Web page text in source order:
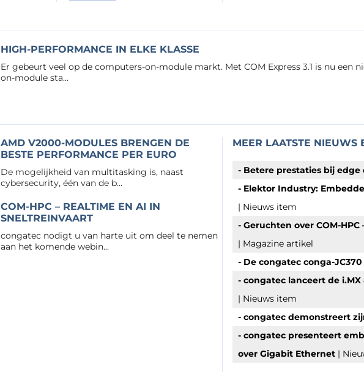
HIGH-PERFORMANCE IN ELKE KLASSE
Er gebeurt veel op de computers-on-module markt. Met COM Express 3.1 is nu een
on-module sta...
AMD V2000-MODULES BRENGEN DE
BESTE PERFORMANCE PER EURO
De mogelijkheid van multitasking is, naast
cybersecurity, één van de b...
COM-HPC – REALTIME EN AI IN
SNELTREINVAART
congatec nodigt u van harte uit om deel te nemen
aan het komende webin...
MEER LAATSTE NIEUWS
- Betere prestaties bij
- Elektor Industry:
| Nieuws item
- Geruchten over COM-
| Magazine artikel
- De congatec conga-
- congatec lanceert de i.MX
| Nieuws item
- congatec demonstreert
- congatec presenteert
over Gigabit Ethernet |